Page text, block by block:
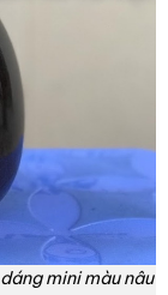
mini màu nâu